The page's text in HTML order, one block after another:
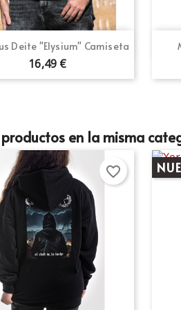
add_circle_outline
Deite "Elysium" Camiseta
16,49 €
Vista rápida
en la misma
favorite_border